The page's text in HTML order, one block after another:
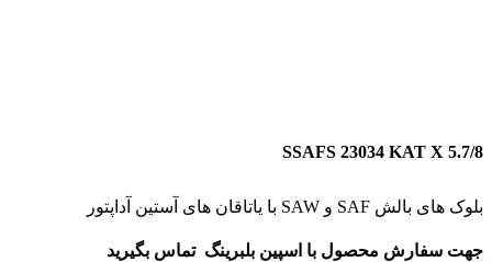
SSAFS 23034 KAT X 5.7/8
بلوک های بالش SAF و SAW با یاتاقان های آستین آداپتور
جهت سفارش محصول با اسپین بلبرینگ تماس بگیرید